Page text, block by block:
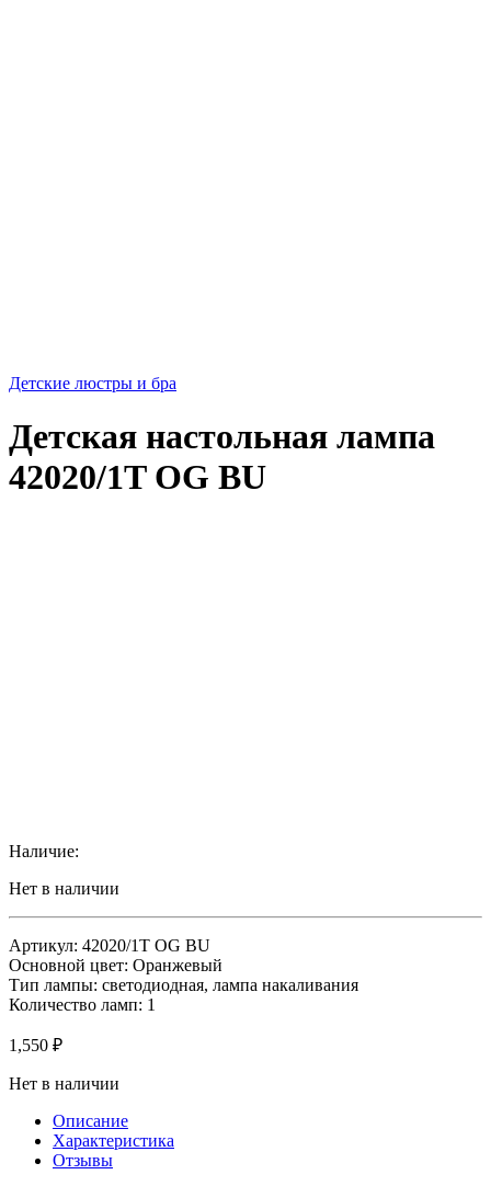
Детские люстры и бра
Детская настольная лампа
42020/1T OG BU
Наличие:
Нет в наличии
Артикул: 42020/1T OG BU
Основной цвет: Оранжевый
Тип лампы: светодиодная, лампа накаливания
Количество ламп: 1
1,550 ₽
Нет в наличии
Описание
Характеристика
Отзывы